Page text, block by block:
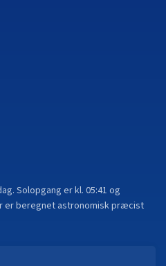
Solopgang er kl. 05:41 og
er beregnet astronomisk præcist